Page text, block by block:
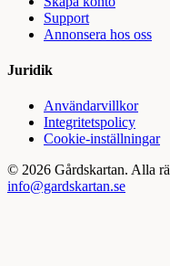
Support
Annonsera hos oss
Juridik
Användarvillkor
Integritetspolicy
Cookie-inställningar
© 2026 Gårdskartan. Alla
info@gardskartan.se